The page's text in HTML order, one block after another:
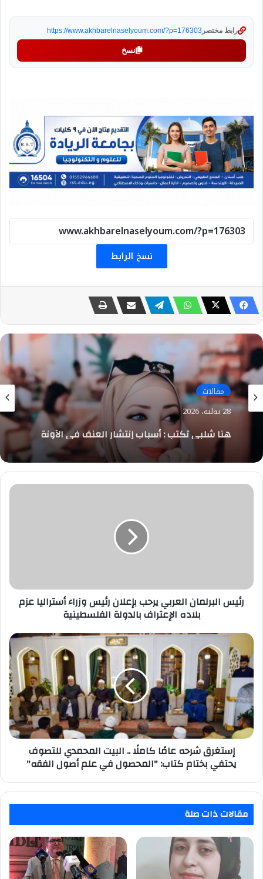
رابط مختصر https://www.akhbarelnaselyoum.com/?p=176303
نسخ
نسخ الرابط
مقالات
28 يوليو، 2026
هنا شلبي تكتب : أسباب إنتشار العنف في الآونة
الأخيرة
رئيس
عزم
بلاده
الفلسطينية
رئيس البرلمان العربي يرحب بإعلان رئيس وزراء أستراليا عزم
بلاده الإعتراف بالدولة الفلسطينية
إستغرق
شرحه
عامًا
كاملًا
..
البيت
المحمدي
للتصوف
يحتفي
في
أصول
الفقه"
إستغرق شرحه عامًا كاملًا .. البيت المحمدي للتصوف
يحتفي بختام كتاب: "المحصول في علم أصول الفقه"
مقالات ذات صلة